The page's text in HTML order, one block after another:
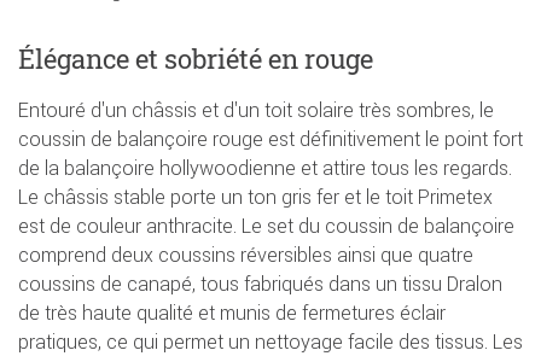
Élégance et sobriété en rouge
Entouré d'un châssis et d'un toit solaire très sombres, le
coussin de balançoire rouge est définitivement le point fort
de la balançoire hollywoodienne et attire tous les regards.
Le châssis stable porte un ton gris fer et le toit Primetex
est de couleur anthracite. Le set du coussin de balançoire
comprend deux coussins réversibles ainsi que quatre
coussins de canapé, tous fabriqués dans un tissu Dralon
de très haute qualité et munis de fermetures éclair
pratiques, ce qui permet un nettoyage facile des tissus. Les